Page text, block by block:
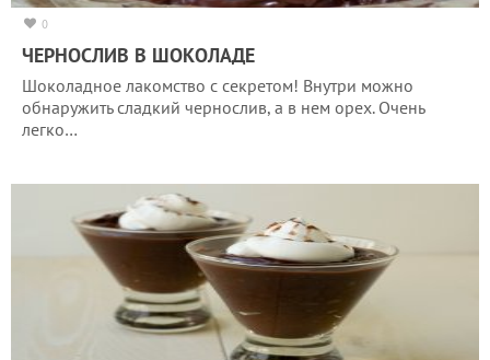
0
ЧЕРНОСЛИВ В ШОКОЛАДЕ
Шоколадное лакомство с секретом! Внутри можно
обнаружить сладкий чернослив, а в нем орех. Очень
легко…